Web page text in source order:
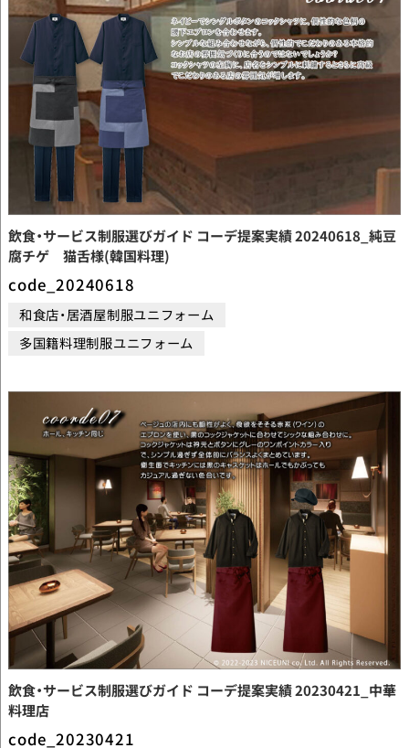
飲食・サービス制服選びガイド コーデ提案実績 20240618_純豆
腐チゲ 猫舌様(韓国料理)
code_20240618
和食店・居酒屋制服ユニフォーム
多国籍料理制服ユニフォーム
飲食・サービス制服選びガイド コーデ提案実績 20230421_中華
料理店
code_20230421